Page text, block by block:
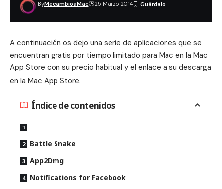
ByMecambioaMac 25 Marzo 2014
A continuación os dejo una serie de aplicaciones que se
encuentran gratis por tiempo limitado para Mac en la Mac
App Store con su precio habitual y el enlace a su descarga
en la Mac App Store.
Índice de contenidos
Battle Snake
App2Dmg
Notifications for Facebook